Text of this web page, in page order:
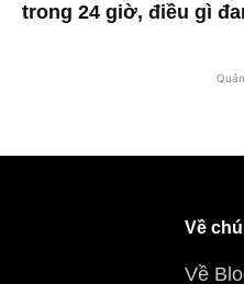
trong 24 giờ, điều gì
Về
Về